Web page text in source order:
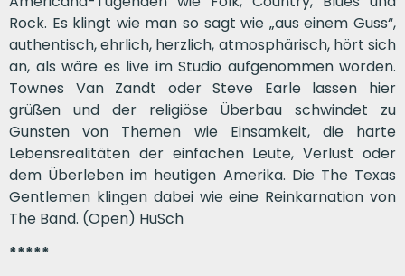
Rock. Es klingt wie man so sagt wie „aus einem Guss“,
authentisch, ehrlich, herzlich, atmosphärisch, hört sich
an, als wäre es live im Studio aufgenommen worden.
Townes Van Zandt oder Steve Earle lassen hier
grüßen und der religiöse Überbau schwindet zu
Gunsten von Themen wie Einsamkeit, die harte
Lebensrealitäten der einfachen Leute, Verlust oder
dem Überleben im heutigen Amerika. Die The Texas
Gentlemen klingen dabei wie eine Reinkarnation von
The Band. (Open) HuSch
*****